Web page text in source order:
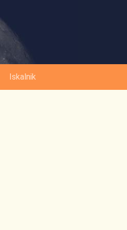
Iskalnik